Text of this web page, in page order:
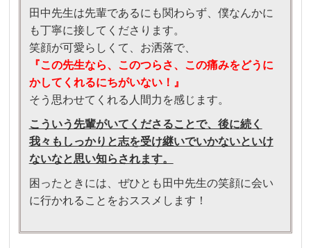
田中先生は先輩であるにも関わらず、僕なんかに
も丁寧に接してくださります。
笑顔が可愛らしくて、お洒落で、
『この先生なら、このつらさ、この痛みをどうに
かしてくれるにちがいない！』
そう思わせてくれる人間力を感じます。
こういう先輩がいてくださることで、後に続く
我々もしっかりと志を受け継いでいかないといけ
ないなと思い知らされます。
困ったときには、ぜひとも田中先生の笑顔に会い
に行かれることをおススメします！